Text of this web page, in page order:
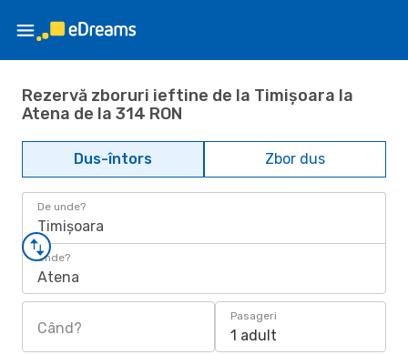
Rezervă zboruri ieftine de la Timișoara la
Atena de la 314 RON
Dus-întors Zbor dus
De unde?
Timișoara
Unde?
Atena
Când?
Pasageri
1 adult